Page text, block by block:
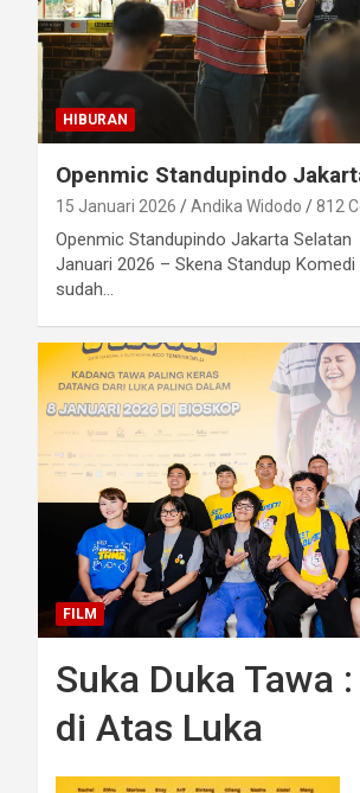
HIBURAN
Openmic Standupindo
15 Januari 2026 Andika Widodo 812
Openmic Standupindo Jakarta
Januari 2026 – Skena Standup
sudah…
FILM
Suka Duka Tawa
di Atas Luka